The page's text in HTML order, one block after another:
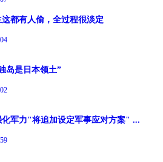
都有人偷，全过程很淡定
岛是日本领土”
军力"将追加设定军事应对方案" ...